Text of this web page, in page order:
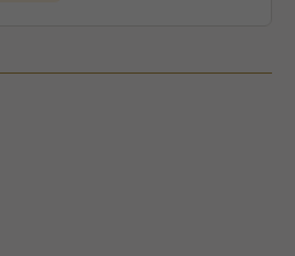
、館内掃除（フロント等以
るため、お客様の対応に集